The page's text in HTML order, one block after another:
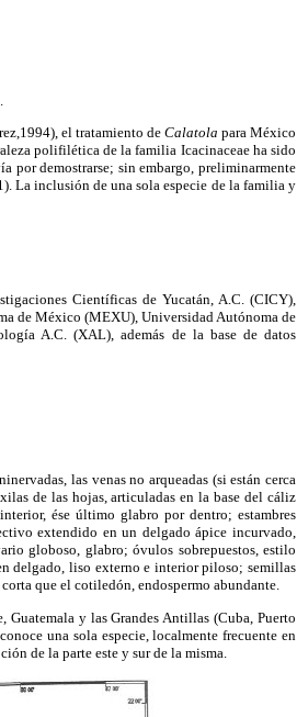
el tratamiento de Calatola para México
polifilética de la familia Icacinaceae ha sido
por demostrarse; sin embargo, preliminarmente
La inclusión de una sola especie de la familia y
Científicas de Yucatán, A.C. (CICY),
de México (MEXU), Universidad Autónoma de
A.C. (XAL), además de la base de datos
las venas no arqueadas (si están cerca
de las hojas, articuladas en la base del cáliz
ése último glabro por dentro; estambres
extendido en un delgado ápice incurvado,
globoso, glabro; óvulos sobrepuestos, estilo
delgado, liso externo e interior piloso; semillas
que el cotiledón, endospermo abundante.
y las Grandes Antillas (Cuba, Puerto
una sola especie, localmente frecuente en
de la parte este y sur de la misma.